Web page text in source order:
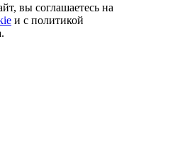
вы соглашаетесь на
и с политикой